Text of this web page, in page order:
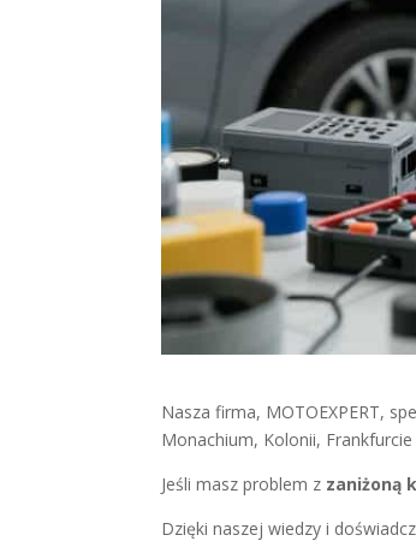
Nasza firma, MOTOEXPERT,
Monachium, Kolonii,
Jeśli masz problem z zaniżoną
Dzięki naszej wiedzy i